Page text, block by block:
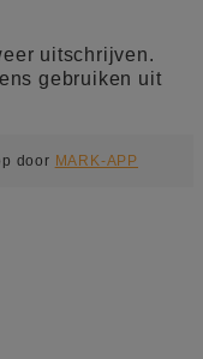
uitschrijven.
gebruiken uit
door MARK-APP